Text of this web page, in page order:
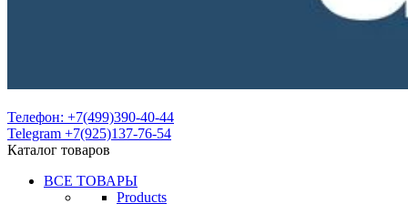
Телефон: +7(499)390-40-44
Telegram +7(925)137-76-54
Каталог товаров
ВСЕ ТОВАРЫ
Products